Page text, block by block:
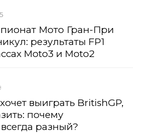
Мото Гран-При
результаты FP1
Moto3 и Moto2
выиграть BritishGP,
почему
разный?